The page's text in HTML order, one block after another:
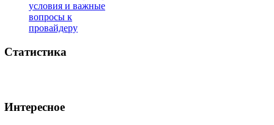
условия и важные
вопросы к
провайдеру
Статистика
Интересное